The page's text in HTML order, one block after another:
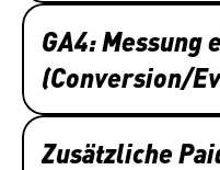
GA4: Messung
(Conversion/
Zusätzliche